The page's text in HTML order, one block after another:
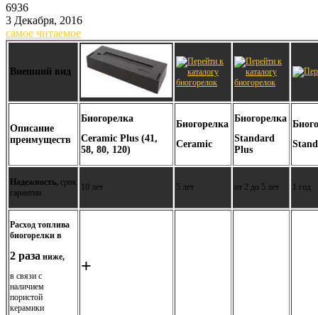
6936
3 Декабря, 2016
самое читаемое
Внешний вид
Описание
преимуществ
Биогорелка
Ceramic Plus (41,
58, 80, 120)
Биогорелка
Ceramic
Биогорелка
Standard
Plus
Надежность, срок
гарантии
10 лет 5 лет от 2 до 5 лет 1 год
Расход топлива
биогорелки в
2 раза ниже,
в связи с
наличием
пористой
керамики
+